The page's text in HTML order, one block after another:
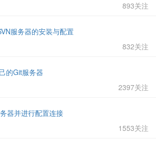
893关注
服务器的安装与配置
832关注
的Git服务器
2397关注
器并进行配置连接
1553关注